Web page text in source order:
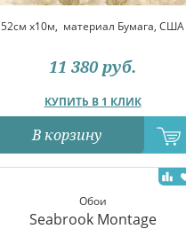
52см x10м, материал Бумага, США
КУПИТЬ В 1 КЛИК
11 380 руб.
В корзину
Обои
Seabrook Montage